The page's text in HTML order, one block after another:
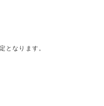
となります。